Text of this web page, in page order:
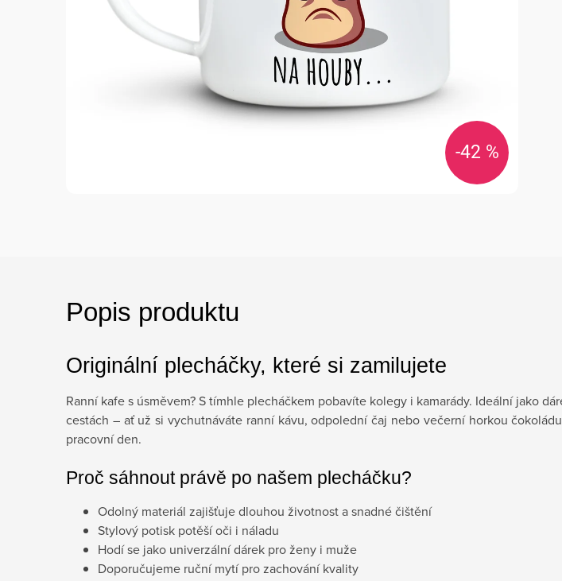
-42 %
Popis produktu
Originální plecháčky, které si zamilujete
Ranní kafe s úsměvem? S tímhle plecháčkem pobavíte kolegy i kamarády. Ideální jako
cestách – ať už si vychutnáváte ranní kávu, odpolední čaj nebo večerní horkou
pracovní den.
Proč sáhnout právě po našem plecháčku?
Odolný materiál zajišťuje dlouhou životnost a snadné čištění
Stylový potisk potěší oči i náladu
Hodí se jako univerzální dárek pro ženy i muže
Doporučujeme ruční mytí pro zachování kvality